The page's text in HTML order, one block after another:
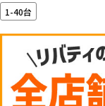
1-40台